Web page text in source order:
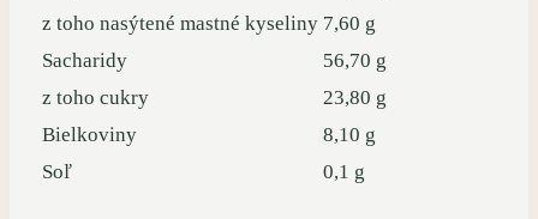
z toho nasýtené mastné kyseliny 7,60 g
Sacharidy
56,70 g
z toho cukry
23,80 g
Bielkoviny
8,10 g
Soľ
0,1 g